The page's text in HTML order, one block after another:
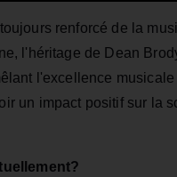
renforcé de la
l'héritage de Dean
l'excellence musicale
un impact positif sur la